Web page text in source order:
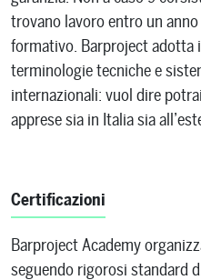
trovano lavoro entro un
formativo. Barproject adotta
terminologie tecniche e
internazionali: vuol dire
apprese sia in Italia sia
Certificazioni
Barproject Academy
seguendo rigorosi standard